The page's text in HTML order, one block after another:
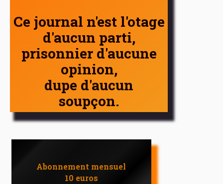
Ce journal n'est l'otage
d'aucun parti,
prisonnier d'aucune
opinion,
dupe d'aucun
soupçon.
Abonnement mensuel
10 euros